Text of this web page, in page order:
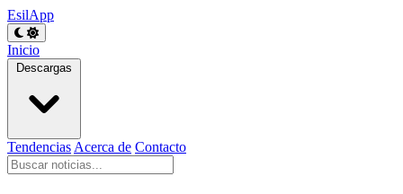
EsilApp
Inicio
Descargas
Tendencias Acerca de Contacto